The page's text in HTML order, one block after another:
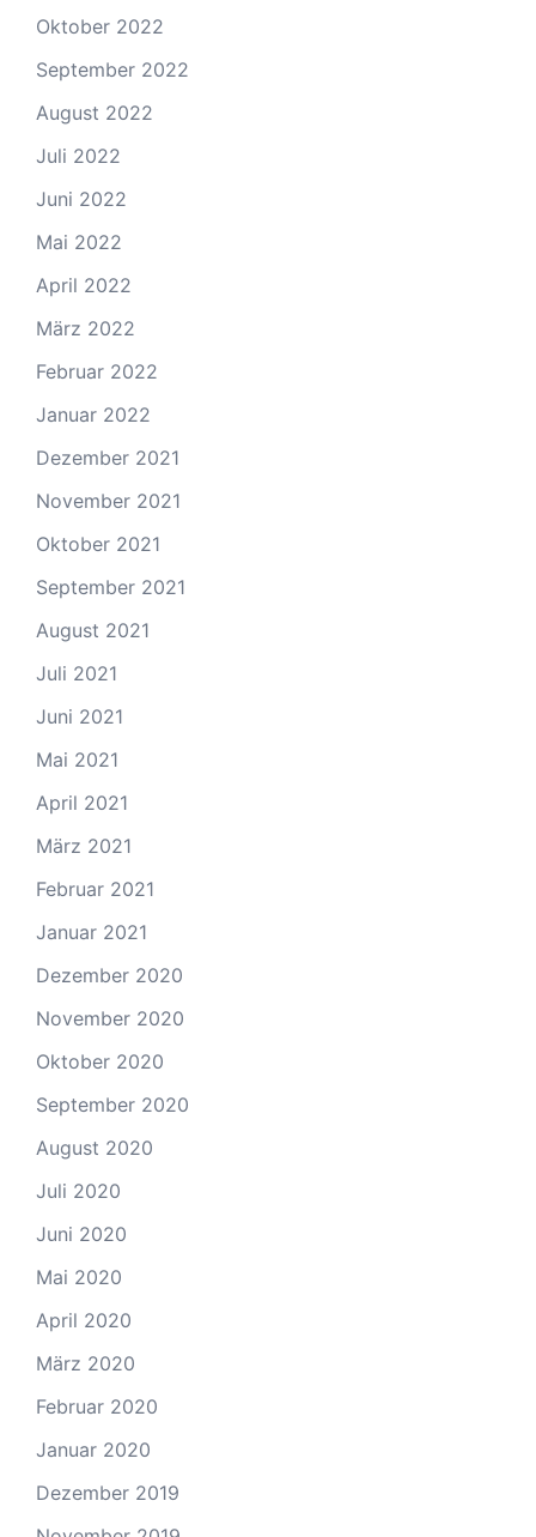
Oktober 2022
September 2022
August 2022
Juli 2022
Juni 2022
Mai 2022
April 2022
März 2022
Februar 2022
Januar 2022
Dezember 2021
November 2021
Oktober 2021
September 2021
August 2021
Juli 2021
Juni 2021
Mai 2021
April 2021
März 2021
Februar 2021
Januar 2021
Dezember 2020
November 2020
Oktober 2020
September 2020
August 2020
Juli 2020
Juni 2020
Mai 2020
April 2020
März 2020
Februar 2020
Januar 2020
Dezember 2019